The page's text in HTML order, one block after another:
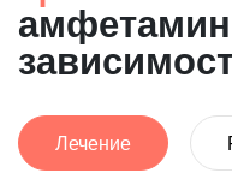
Лечение